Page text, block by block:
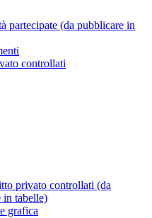
partecipate (da pubblicare in
controllati
privato controllati (da
in tabelle)
grafica